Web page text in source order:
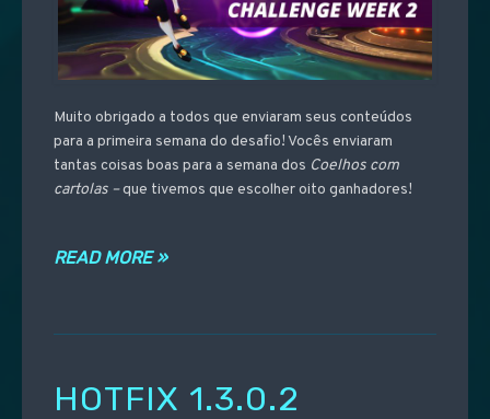
Muito obrigado a todos que enviaram seus conteúdos
para a primeira semana do desafio! Vocês enviaram
tantas coisas boas para a semana dos Coelhos com
cartolas –que tivemos que escolher oito ganhadores!
READ MORE »
HOTFIX 1.3.0.2